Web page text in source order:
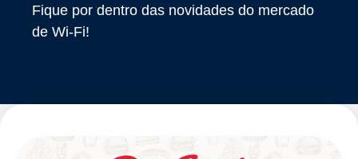
Fique por dentro das novidades do mercado
de Wi-Fi!